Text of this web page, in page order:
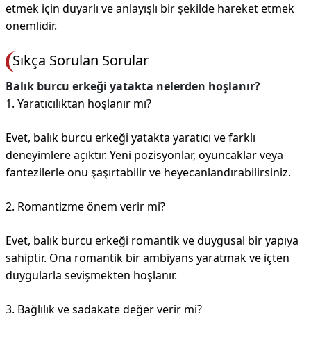
etmek için duyarlı ve anlayışlı bir şekilde hareket etmek
önemlidir.
Sıkça Sorulan Sorular
Balık burcu erkeği yatakta nelerden hoşlanır?
1. Yaratıcılıktan hoşlanır mı?
Evet, balık burcu erkeği yatakta yaratıcı ve farklı
deneyimlere açıktır. Yeni pozisyonlar, oyuncaklar veya
fantezilerle onu şaşırtabilir ve heyecanlandırabilirsiniz.
2. Romantizme önem verir mi?
Evet, balık burcu erkeği romantik ve duygusal bir yapıya
sahiptir. Ona romantik bir ambiyans yaratmak ve içten
duygularla sevişmekten hoşlanır.
3. Bağlılık ve sadakate değer verir mi?